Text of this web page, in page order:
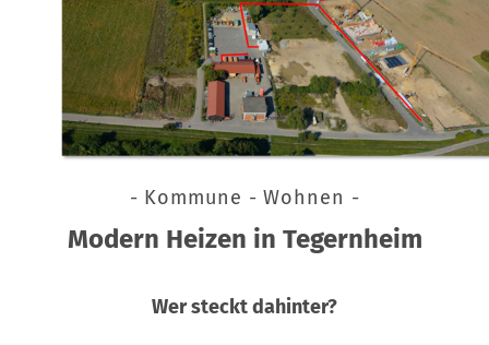
- Kommune - Wohnen -
Modern Heizen in Tegernheim
Wer steckt dahinter?